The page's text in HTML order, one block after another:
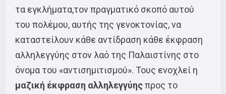
τα εγκλήματα,τον πραγματικό σκοπό αυτού
του πολέμου, αυτής της γενοκτονίας, να
καταστείλουν κάθε αντίδραση κάθε έκφραση
αλληλεγγύης στον λαό της Παλαιστίνης στο
όνομα του «αντισημιτισμού». Τους ενοχλεί η
μαζική έκφραση αλληλεγγύηςπρος το